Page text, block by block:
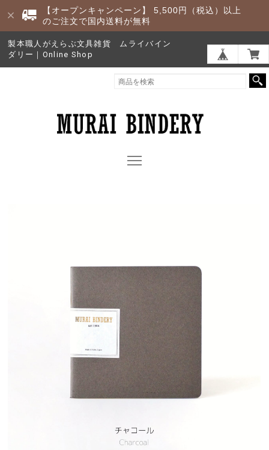
【オープンキャンペーン】 5,500円（税込）以上
のご注文で国内送料が無料
製本職人がえらぶ文具雑貨 ムライバイン
ダリー｜Online Shop